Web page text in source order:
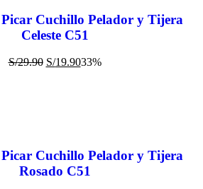
Picar Cuchillo Pelador y Tijera
Celeste C51
S/29.90 S/19.9033%
Picar Cuchillo Pelador y Tijera
Rosado C51